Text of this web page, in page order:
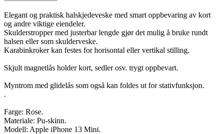
Elegant og praktisk halskjedeveske med smart oppbevaring av kort
og andre viktige eiendeler.
Skulderstropper med justerbar lengde gjør det mulig å bruke rundt
halsen eller som skulderveske.
Karabinkroker kan festes for horisontal eller vertikal stilling.
Skjult magnetlås holder kort, sedler osv. trygt oppbevart.
Myntrom med glidelås som også kan foldes ut for stativfunksjon.
.
Farge: Rose.
Materiale: Pu-skinn.
Modell: Apple iPhone 13 Mini.